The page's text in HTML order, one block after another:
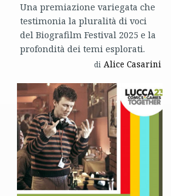
Una premiazione variegata che
testimonia la pluralità di voci
del Biografilm Festival 2025 e la
profondità dei temi esplorati.
di Alice Casarini